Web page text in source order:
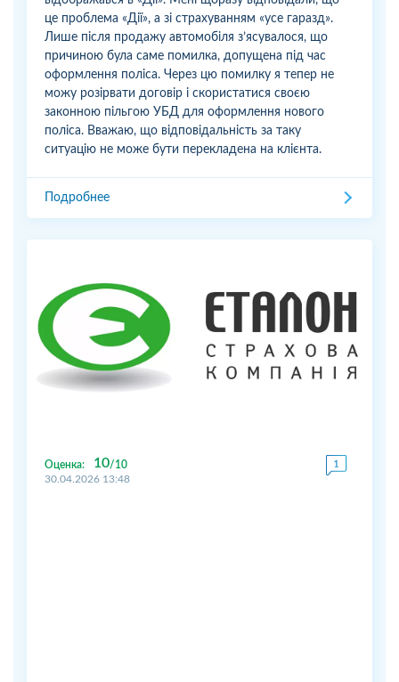
це проблема «Дії», а зі страхуванням «усе гаразд».
Лише після продажу автомобіля з’ясувалося, що
причиною була саме помилка, допущена під час
оформлення поліса. Через цю помилку я тепер не
можу розірвати договір і скористатися своєю
законною пільгою УБД для оформлення нового
поліса. Вважаю, що відповідальність за таку
ситуацію не може бути перекладена на клієнта.
Подробнее
Оценка: 10 10
30.04.2026 13:48